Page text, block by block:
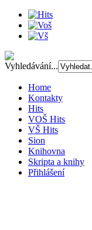
Vyhledávání...
Home
Kontakty
Hits
VOŠ Hits
VŠ Hits
Sion
Knihovna
Skripta a knihy
Přihlášení